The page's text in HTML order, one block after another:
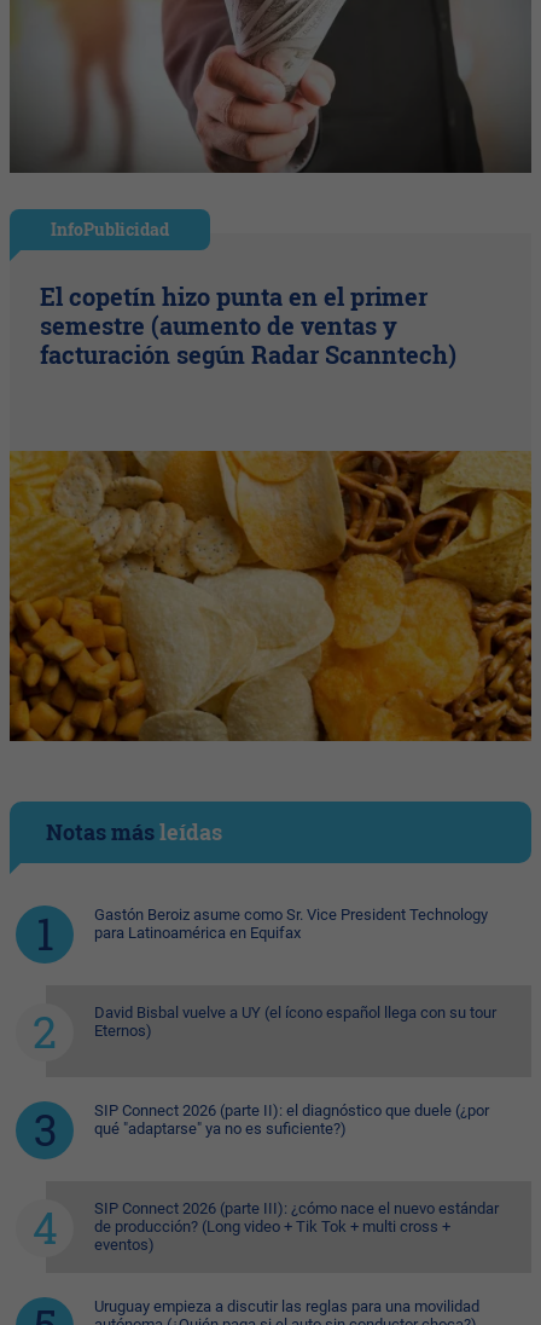
InfoPublicidad
El copetín hizo punta en el primer
semestre (aumento de ventas y
facturación según Radar Scanntech)
Notas másleídas
Gastón Beroiz asume como Sr. Vice President Technology
para Latinoamérica en Equifax
David Bisbal vuelve a UY (el ícono español llega con su tour
Eternos)
SIP Connect 2026 (parte II): el diagnóstico que duele (¿por
qué "adaptarse" ya no es suficiente?)
SIP Connect 2026 (parte III): ¿cómo nace el nuevo estándar
de producción? (Long video + Tik Tok + multi cross +
eventos)
Uruguay empieza a discutir las reglas para una movilidad